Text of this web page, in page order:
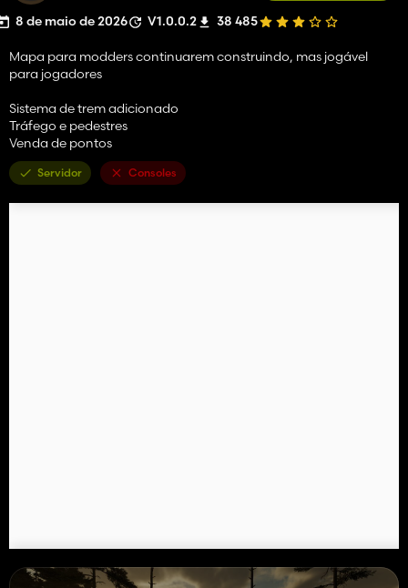
8 de maio de 2026 V1.0.0.2 38 485
Mapa para modders continuarem construindo, mas jogável
para jogadores
Sistema de trem adicionado
Tráfego e pedestres
Venda de pontos
Servidor Consoles